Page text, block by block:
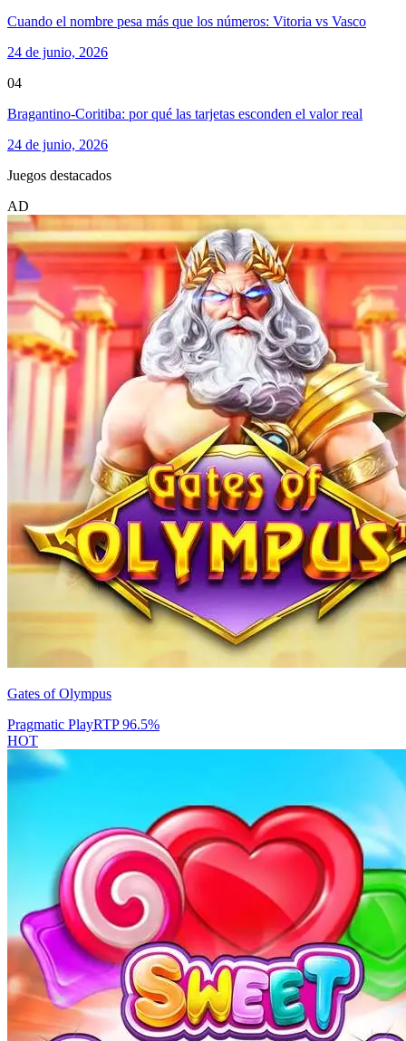
Cuando el nombre pesa más que los números: Vitoria vs Vasco
24 de junio, 2026
04
Bragantino-Coritiba: por qué las tarjetas esconden el valor real
24 de junio, 2026
Juegos destacados
AD
Gates of Olympus
Pragmatic PlayRTP96.5%
HOT